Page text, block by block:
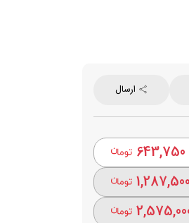
ارسال
643,750
1,287,500